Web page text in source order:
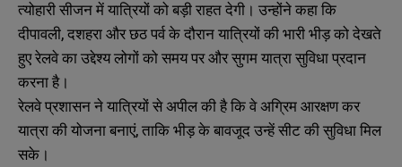
त्योहारी सीजन में यात्रियों को बड़ी राहत देगी। उन्होंने कहा कि
दीपावली, दशहरा और छठ पर्व के दौरान यात्रियों की भारी भीड़ को देखते
हुए रेलवे का उद्देश्य लोगों को समय पर और सुगम यात्रा सुविधा प्रदान
करना है।
रेलवे प्रशासन ने यात्रियों से अपील की है कि वे अग्रिम आरक्षण कर
यात्रा की योजना बनाएं, ताकि भीड़ के बावजूद उन्हें सीट की सुविधा मिल
सके।